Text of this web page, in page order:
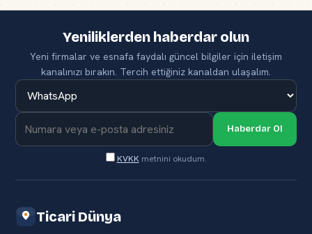
Yeniliklerden haberdar olun
Yeni firmalar ve esnafa faydalı güncel bilgiler için iletişim
kanalınızı bırakın. Tercih ettiğiniz kanaldan ulaşalım.
Haberdar Ol
KVKK metnini okudum.
Ticari Dünya